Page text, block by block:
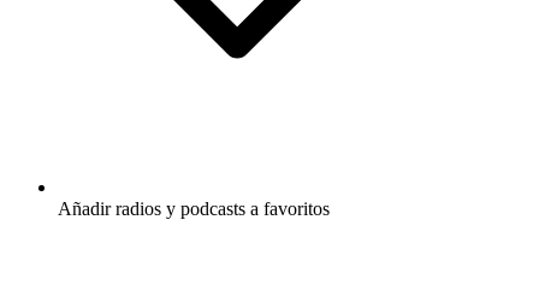
Añadir radios y podcasts a favoritos